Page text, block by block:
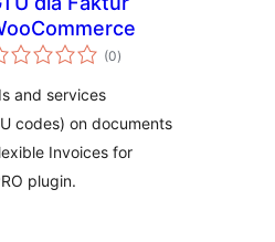
(0مجموعی
درجہ
)
and services
codes) on documents
Invoices for
plugin.